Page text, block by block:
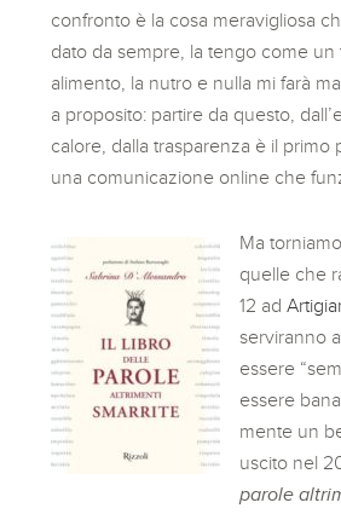
confronto è la cosa meravigliosa
dato da sempre, la tengo come un
alimento, la nutro e nulla mi farà
a proposito: partire da questo,
calore, dalla trasparenza è il primo
una comunicazione online che
Ma
quelle che
12 ad
serviranno
essere
essere
mente un
uscito nel
parole